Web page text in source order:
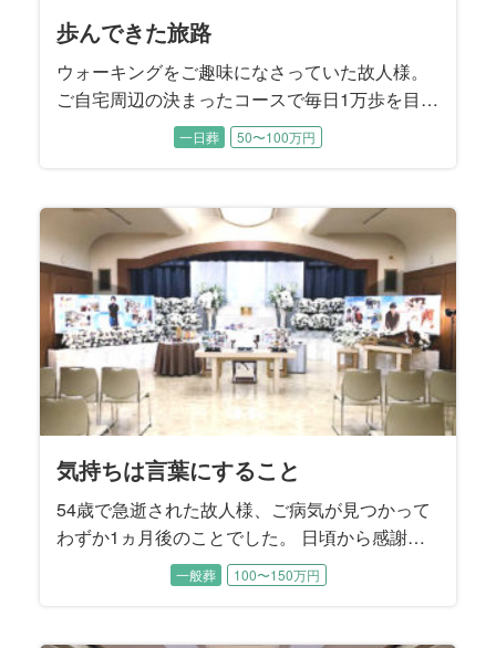
歩んできた旅路
ウォーキングをご趣味になさっていた故人様。
ご自宅周辺の決まったコースで毎日1万歩を目標
に歩かれていたこともあり、88歳で旅立たれる
直前まで大きなご病気をすることなくお過ごし
気だった頃は、お二人で手を繋ぎながらお散歩
されていたそうです。 子供たちから見てもとて
も仲睦まじいご夫婦でした。
一日葬 50〜100万円
気持ちは言葉にすること
54歳で急逝された故人様、ご病気が見つかって
わずか1ヵ月後のことでした。 日頃から感謝は
言葉にしなければ伝わらないというお考えをお
持ちだった故人様。 奥様へ1日1回「ありがと
一般葬 100〜150万円